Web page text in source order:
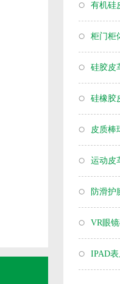
有机硅
柜门柜
硅胶皮
硅橡胶
皮质棒
运动皮
防滑护
VR眼
IPAD